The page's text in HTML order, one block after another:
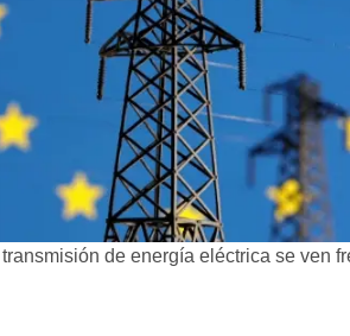
de energía eléctrica se ven